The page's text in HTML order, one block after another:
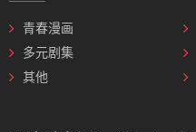
青春漫画
多元剧集
其他